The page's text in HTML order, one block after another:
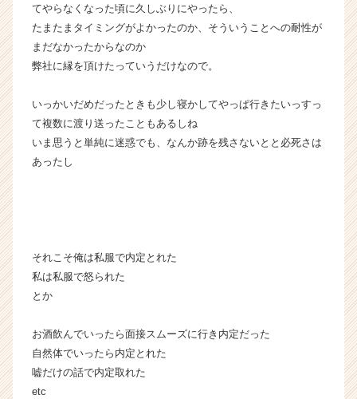
ウ
ト
が
届
活
サ
イ
ア
e
C
a
てやらなくなった頃に久しぶりにやったら、
たまたまタイミングがよかったのか、そういうことへの耐性が
まだなかったからなのか
弊社に縁を頂けたっていうだけなので。
いっかいだめだったときも少し寝かしてやっぱ行きたいっすっ
て複数に渡り送ったこともあるしね
いま思うと単純に迷惑でも、なんか跡を残さないとと必死さは
あったし
それこそ俺は私服で内定とれた
私は私服で怒られた
とか
お酒飲んでいったら面接スムーズに行き内定だった
自然体でいったら内定とれた
嘘だけの話で内定取れた
etc